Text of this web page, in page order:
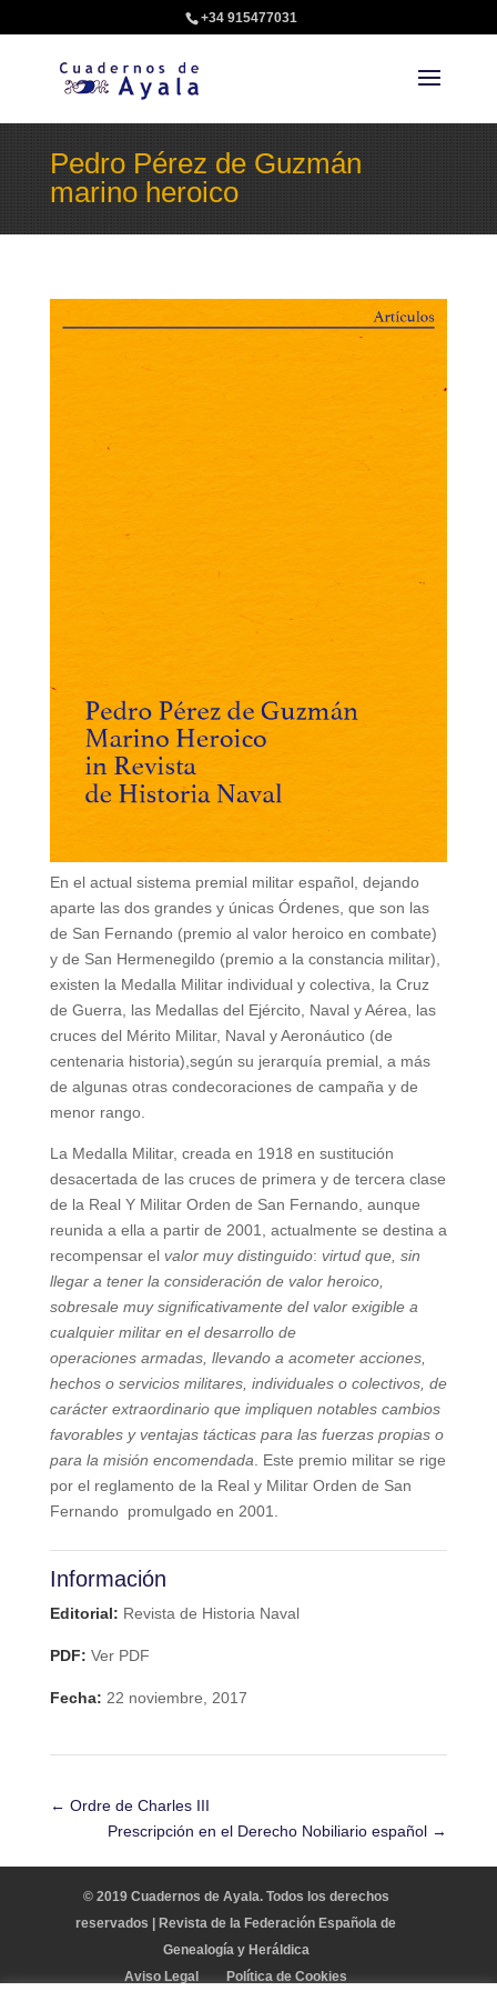
+34 915477031
Pedro Pérez de Guzmán
marino heroico
En el actual sistema premial militar español, dejando
aparte las dos grandes y únicas Órdenes, que son las
de San Fernando (premio al valor heroico en combate)
y de San Hermenegildo (premio a la constancia militar),
existen la Medalla Militar individual y colectiva, la Cruz
de Guerra, las Medallas del Ejército, Naval y Aérea, las
cruces del Mérito Militar, Naval y Aeronáutico (de
centenaria historia),según su jerarquía premial, a más
de algunas otras condecoraciones de campaña y de
menor rango.
La Medalla Militar, creada en 1918 en sustitución
desacertada de las cruces de primera y de tercera clase
de la Real Y Militar Orden de San Fernando, aunque
reunida a ella a partir de 2001, actualmente se destina a
recompensar el valor muy distinguido: virtud que, sin
llegar a tener la consideración de valor heroico,
sobresale muysignificativamente del valor exigible a
cualquier militar en el desarrollo de
operaciones armadas, llevando a acometer acciones,
hechos o servicios militares, individuales o colectivos, de
carácter extraordinario que impliquen notables cambios
favorables y ventajas tácticas para las fuerzas propias o
para la misión encomendada . Este premio militar se rige
por el reglamento de la Real y Militar Orden de San
Fernando promulgado en 2001.
Información
Editorial: Revista de Historia Naval
PDF: Ver PDF
Fecha: 22 noviembre, 2017
← Ordre de Charles III
Prescripción en el Derecho Nobiliario español →
© 2019 Cuadernos de Ayala. Todos los derechos
reservados | Revista de la Federación Española de
Genealogía y Heráldica
Aviso Legal
Política de Cookies